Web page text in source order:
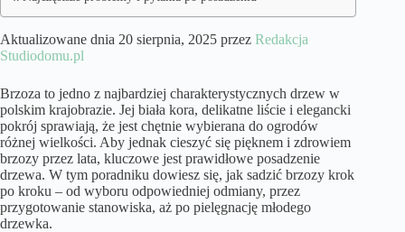
Aktualizowane dnia 20 sierpnia, 2025 przez Redakcja
Studiodomu.pl
Brzoza to jedno z najbardziej charakterystycznych drzew w
polskim krajobrazie. Jej biała kora, delikatne liście i elegancki
pokrój sprawiają, że jest chętnie wybierana do ogrodów
różnej wielkości. Aby jednak cieszyć się pięknem i zdrowiem
brzozy przez lata, kluczowe jest prawidłowe posadzenie
drzewa. W tym poradniku dowiesz się, jak sadzić brzozy krok
po kroku – od wyboru odpowiedniej odmiany, przez
przygotowanie stanowiska, aż po pielęgnację młodego
drzewka.